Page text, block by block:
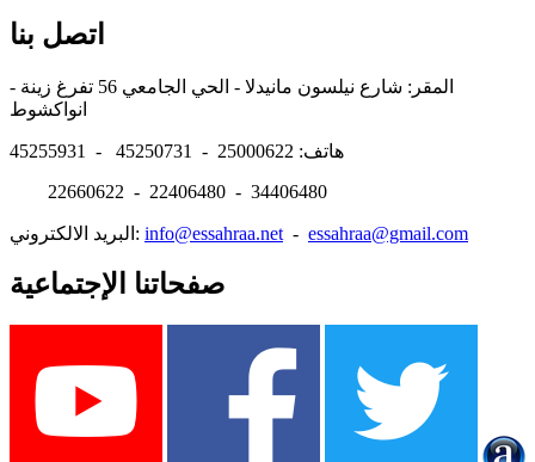
اتصل بنا
المقر: شارع نيلسون مانيدلا - الحي الجامعي 56 تفرغ زينة -
هاتف: 25000622 - 45250731 - 45255931
22660622 - 22406480 - 34406480
البريد الالكتروني: info@essahraa.net - essahraa@gmail.com
صفحاتنا الإجتماعية